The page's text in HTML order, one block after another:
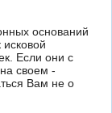
оснований
исковой
Если они с
своем -
Вам не о